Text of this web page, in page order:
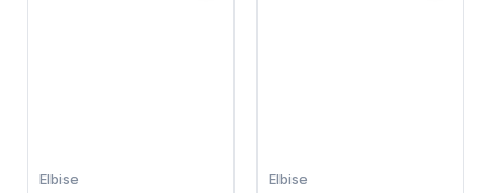
Elbise Elbise